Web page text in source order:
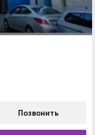
Позвонить